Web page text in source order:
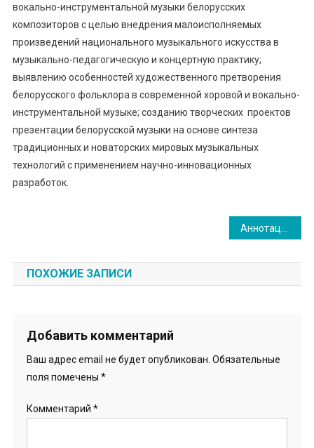
вокально-инструментальной музыки белорусских
композиторов с целью внедрения малоисполняемых
произведений национального музыкального искусства в
музыкально-педагогическую и концертную практику;
выявлению особенностей художественного претворения
белорусского фольклора в современной хоровой и вокально-
инструментальной музыке; созданию творческих проектов
презентации белорусской музыки на основе синтеза
традиционных и новаторских мировых музыкальных
технологий с применением научно-инновационных
разработок.
по
записям
ПОХОЖИЕ ЗАПИСИ
Добавить комментарий
Ваш адрес email не будет опубликован. Обязательные
поля помечены *
Комментарий *